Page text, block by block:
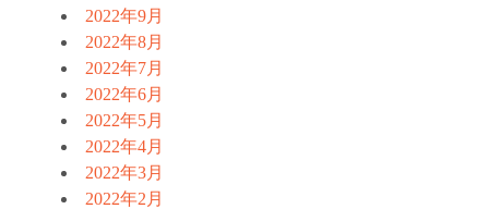
2022年9月
2022年8月
2022年7月
2022年6月
2022年5月
2022年4月
2022年3月
2022年2月